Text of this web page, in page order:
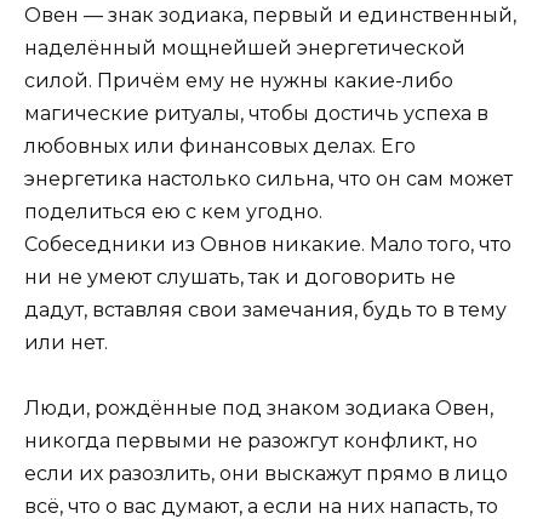
Овен — знак зодиака, первый и единственный,
наделённый мощнейшей энергетической
силой. Причём ему не нужны какие-либо
магические ритуалы, чтобы достичь успеха в
любовных или финансовых делах. Его
энергетика настолько сильна, что он сам может
поделиться ею с кем угодно.
Собеседники из Овнов никакие. Мало того, что
ни не умеют слушать, так и договорить не
дадут, вставляя свои замечания, будь то в тему
или нет.
Люди, рождённые под знаком зодиака Овен,
никогда первыми не разожгут конфликт, но
если их разозлить, они выскажут прямо в лицо
всё, что о вас думают, а если на них напасть, то